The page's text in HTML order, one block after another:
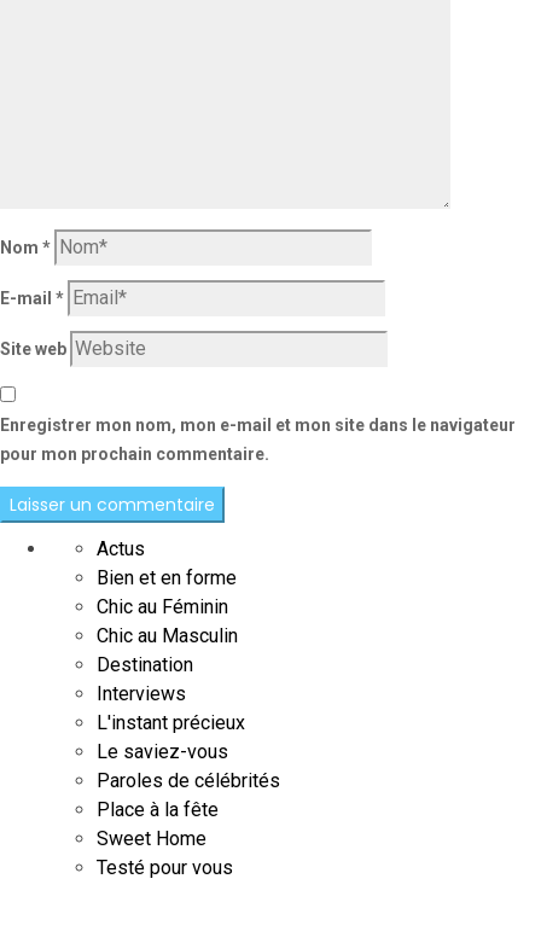
Nom *
E-mail *
Site web
Enregistrer mon nom, mon e-mail et mon site dans le navigateur
pour mon prochain commentaire.
Actus
Bien et en forme
Chic au Féminin
Chic au Masculin
Destination
Interviews
L'instant précieux
Le saviez-vous
Paroles de célébrités
Place à la fête
Sweet Home
Testé pour vous